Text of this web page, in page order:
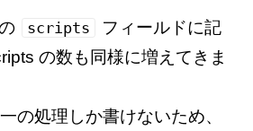
scripts
フィールドに記
の数も同様に増えてきま
の処理しか書けないため、